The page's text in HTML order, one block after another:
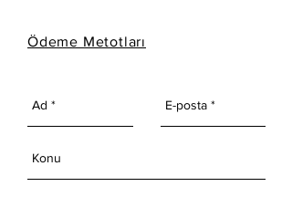
Ödeme Metotları